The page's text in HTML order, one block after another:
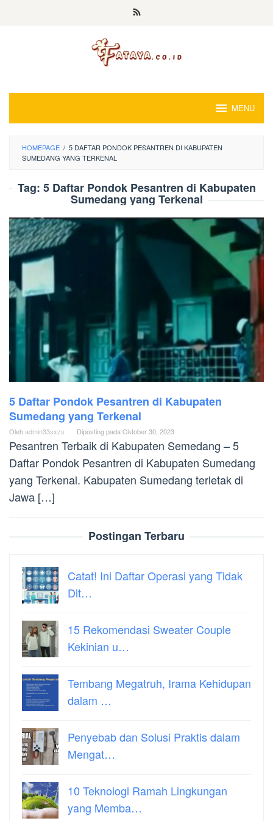
MENU
HOMEPAGE / 5 DAFTAR PONDOK PESANTREN DI KABUPATEN
SUMEDANG YANG TERKENAL
Tag: 5 Daftar Pondok Pesantren di Kabupaten
Sumedang yang Terkenal
5 Daftar Pondok Pesantren di Kabupaten
Sumedang yang Terkenal
Olehadmin33sxzs Diposting pada Oktober 30, 2023
Pesantren Terbaik di Kabupaten Semedang – 5
Daftar Pondok Pesantren di Kabupaten Sumedang
yang Terkenal. Kabupaten Sumedang terletak di
Jawa […]
Postingan Terbaru
Catat! Ini Daftar Operasi yang Tidak
Dit…
15 Rekomendasi Sweater Couple
Kekinian u…
Tembang Megatruh, Irama Kehidupan
dalam …
Penyebab dan Solusi Praktis dalam
Mengat…
10 Teknologi Ramah Lingkungan
yang Memba…